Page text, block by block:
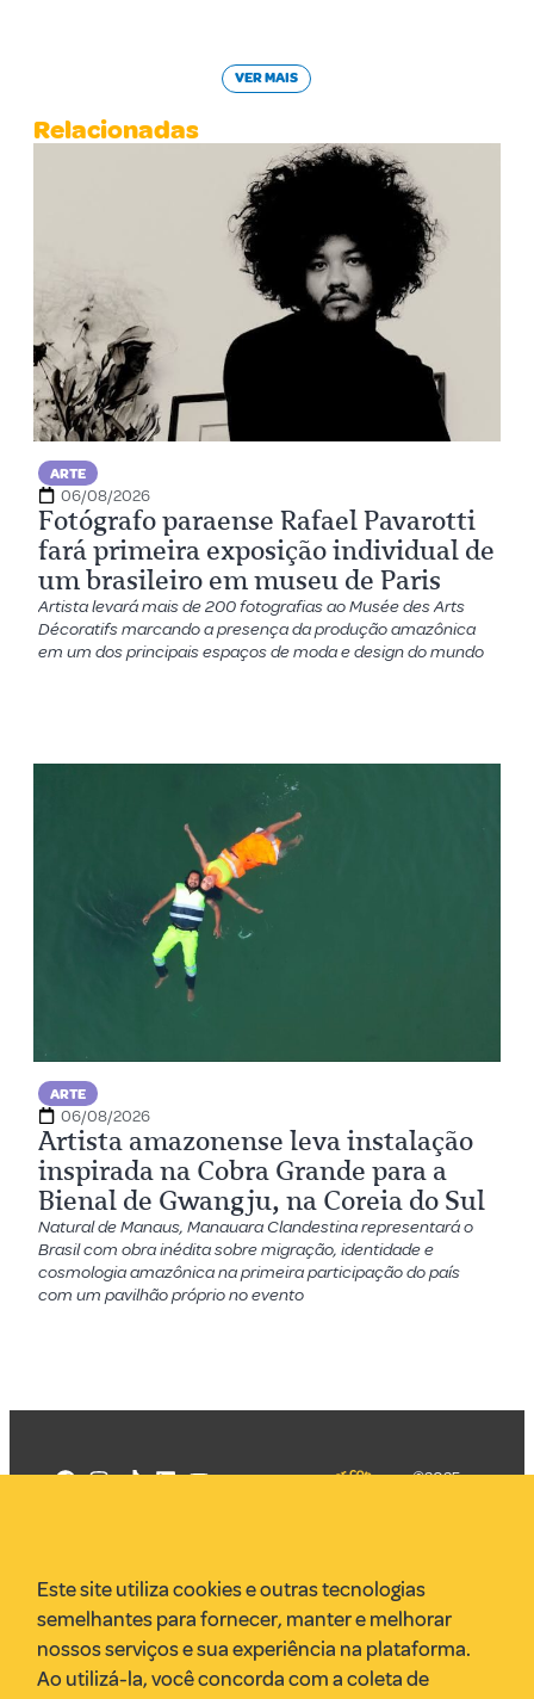
VER MAIS
Relacionadas
ARTE
06/08/2026
Fotógrafo paraense Rafael Pavarotti
fará primeira exposição individual de
um brasileiro em museu de Paris
Artista levará mais de 200 fotografias ao Musée des Arts
Décoratifs marcando a presença da produção amazônica
em um dos principais espaços de moda e design do mundo
ARTE
06/08/2026
Artista amazonense leva instalação
inspirada na Cobra Grande para a
Bienal de Gwangju, na Coreia do Sul
Natural de Manaus, Manauara Clandestina representará o
Brasil com obra inédita sobre migração, identidade e
cosmologia amazônica na primeira participação do país
com um pavilhão próprio no evento
VR Assessoria
Parcerias
Envie uma pauta
©2025
Este site utiliza cookies e outras tecnologias
semelhantes para fornecer, manter e melhorar
nossos serviços e sua experiência na plataforma.
Ao utilizá-la, você concorda com a coleta de